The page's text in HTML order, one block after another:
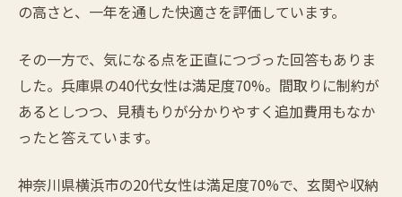
の高さと、一年を通した快適さを評価しています。
その一方で、気になる点を正直につづった回答もありま
した。兵庫県の40代女性は満足度70%。間取りに制約が
あるとしつつ、見積もりが分かりやすく追加費用もなか
ったと答えています。
神奈川県横浜市の20代女性は満足度70%で、玄関や収納